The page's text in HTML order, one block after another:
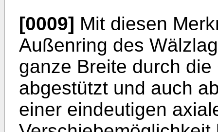
[0009] Mit diesen
Außenring des
ganze Breite durch
abgestützt und auch
einer eindeutigen